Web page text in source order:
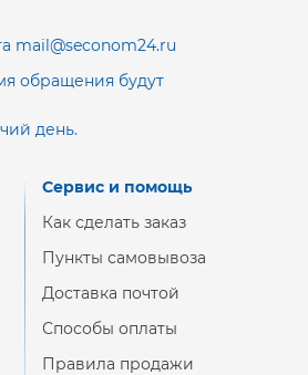
mail@seconom24.ru
обращения будут
день.
Сервис и помощь
Как сделать заказ
Пункты самовывоза
Доставка почтой
Способы оплаты
Правила продажи